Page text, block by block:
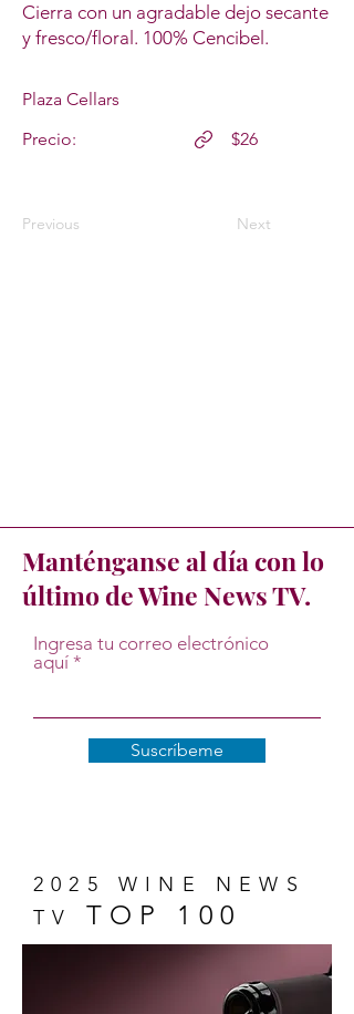
Cierra con un agradable dejo secante
y fresco/floral. 100% Cencibel.
Plaza Cellars
Precio:
Previous
$26
Next
Manténganse al día con lo
último de Wine News TV.
Ingresa tu correo electrónico
aquí
Suscríbeme
2025 WINE NEWS
TV TOP 100